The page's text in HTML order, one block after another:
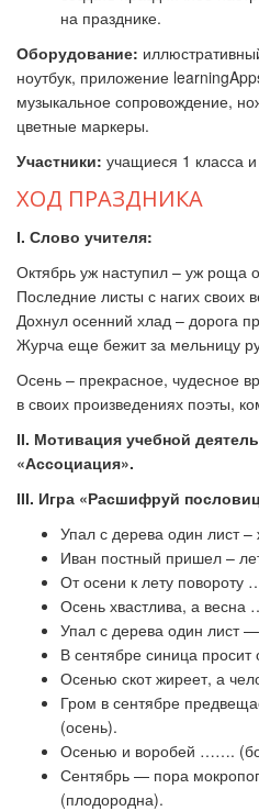
на празднике.
Оборудование:
ноутбук, приложение
музыкальное сопровождение,
цветные маркеры.
Участники: учащиеся 1 класса
ХОД ПРАЗДНИКА
І. Слово учителя:
Октябрь уж наступил – уж роща
Последние листы с нагих своих
Дохнул осенний хлад – дорога
Журча еще бежит за мельницу
Осень – прекрасное, чудесное
в своих произведениях поэты,
ІІ. Мотивация учебной
«Ассоциация».
ІІІ. Игра «Расшифруй
Упал с дерева один лист
Иван постный пришел –
От осени к лету повороту
Осень хвастлива, а
Упал с дерева один
В сентябре синица
Осенью скот жиреет, а
Гром в сентябре
(осень).
Осенью и воробей …….
Сентябрь — пора
(плодородна).